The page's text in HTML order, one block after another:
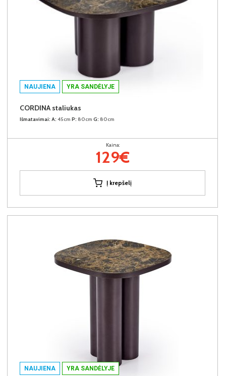
NAUJIENA YRA SANDĖLYJE
CORDINA staliukas
Išmatavimai: A: 45cm P: 80cm G: 80cm
Kaina:
129€
Į krepšelį
NAUJIENA YRA SANDĖLYJE